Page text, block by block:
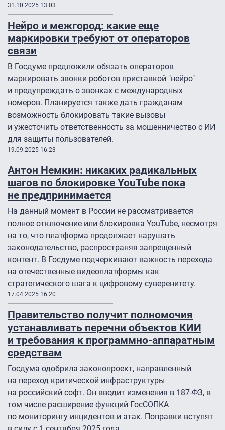
31.10.2025 13:03
Нейро и межгород: какие еще
маркировки требуют от операторов
связи
В Госдуме предложили обязать операторов
маркировать звонки роботов приставкой "нейро"
и предупреждать о звонках с международных
номеров. Планируется также дать гражданам
возможность блокировать такие вызовы
и ужесточить ответственность за мошенничество с ИИ
для защиты пользователей.
19.09.2025 16:23
Антон Немкин: никаких радикальных
шагов по блокировке YouTube пока
не предпринимается
На данный момент в России не рассматривается
полное отключение или блокировка YouTube, несмотря
на то, что платформа продолжает нарушать
законодательство, распространяя запрещенный
контент. В Госдуме подчеркивают важность перехода
на отечественные видеоплатформы как
стратегического шага к цифровому суверенитету.
17.04.2025 16:20
Правительство получит полномочия
устанавливать перечни объектов КИИ
и требования к программно-аппаратным
средствам
Госдума одобрила законопроект, направленный
на переход критической инфраструктуры
на российский софт. Он вводит изменения в 187-ФЗ, в
том числе расширение функций ГосСОПКА
по мониторингу инцидентов и атак. Поправки вступят